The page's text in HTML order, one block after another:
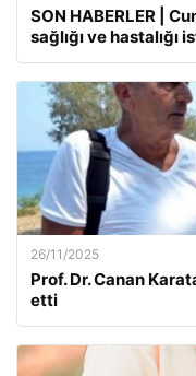
SON HABERLER |
sağlığı ve hastalığı
26/11/2025
Prof. Dr. Canan
etti